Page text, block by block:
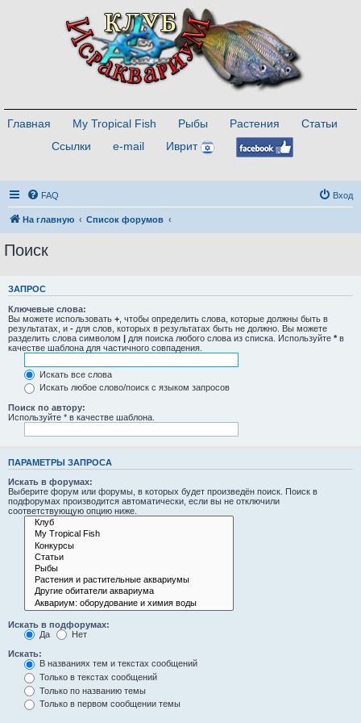
Главная My Tropical Fish Рыбы Растения
Статьи
Ссылки
e-mail Иврит
FAQ Вход
На главную Список форумов
Поиск
ЗАПРОС
Ключевые слова:
Вы можете использовать + , чтобы определить слова, которые должны быть в
результатах, и - для слов, которых в результатах быть не должно. Вы можете
разделить слова символом | для поиска любого слова из списка. Используйте * в
качестве шаблона для частичного совпадения.
Искать все слова
Искать любое слово/поиск с языком запросов
Поиск по автору:
Используйте * в качестве шаблона.
ПАРАМЕТРЫ ЗАПРОСА
Искать в форумах:
Выберите форум или форумы, в которых будет произведён поиск. Поиск в
подфорумах производится автоматически, если вы не отключили
соответствующую опцию ниже.
Искать в подфорумах:
Да
Нет
Искать:
В названиях тем и текстах сообщений
Только в текстах сообщений
Только по названию темы
Только в первом сообщении темы